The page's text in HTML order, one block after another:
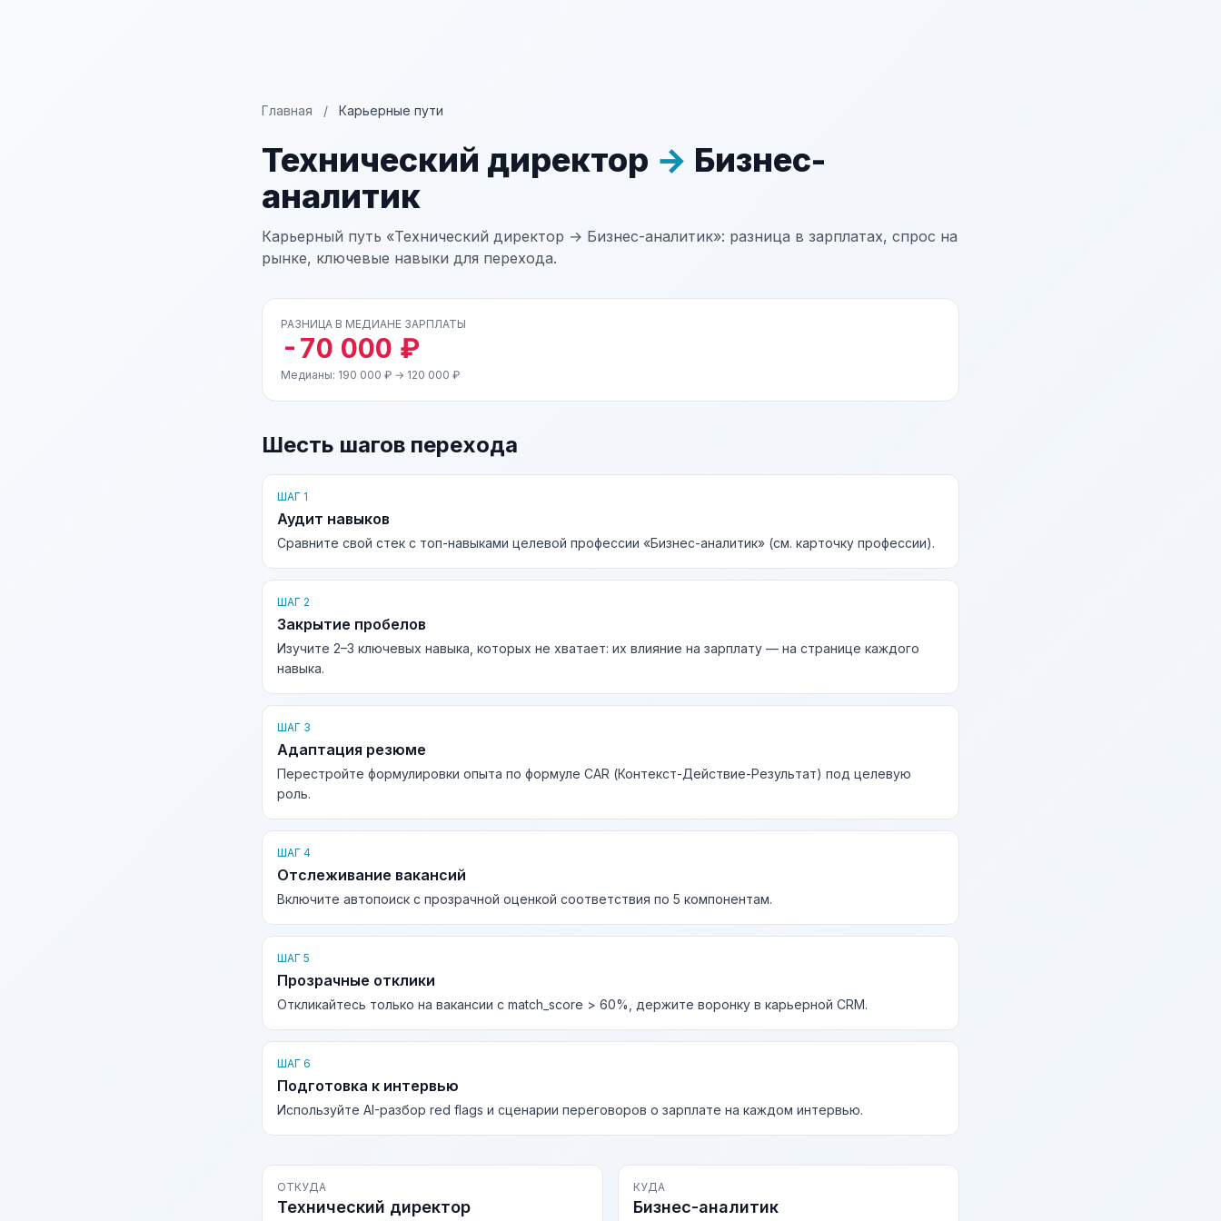
Главная / Карьерные пути
Технический директор → Бизнес-
аналитик
Карьерный путь «Технический директор → Бизнес-аналитик»: разница в зарплатах, спрос на
рынке, ключевые навыки для перехода.
РАЗНИЦА В МЕДИАНЕ ЗАРПЛАТЫ
-70 000 ₽
Медианы: 190 000 ₽ → 120 000 ₽
Шесть шагов перехода
ШАГ 1
Аудит навыков
Сравните свой стек с топ-навыками целевой профессии «Бизнес-аналитик» (см. карточку профессии).
ШАГ 2
Закрытие пробелов
Изучите 2–3 ключевых навыка, которых не хватает: их влияние на зарплату — на странице каждого
навыка.
ШАГ 3
Адаптация резюме
Перестройте формулировки опыта по формуле CAR (Контекст-Действие-Результат) под целевую
роль.
ШАГ 4
Отслеживание вакансий
Включите автопоиск с прозрачной оценкой соответствия по 5 компонентам.
ШАГ 5
Прозрачные отклики
Откликайтесь только на вакансии с match_score > 60%, держите воронку в карьерной CRM.
ШАГ 6
Подготовка к интервью
Используйте AI-разбор red flags и сценарии переговоров о зарплате на каждом интервью.
ОТКУДА
Технический директор
КУДА
Бизнес-аналитик